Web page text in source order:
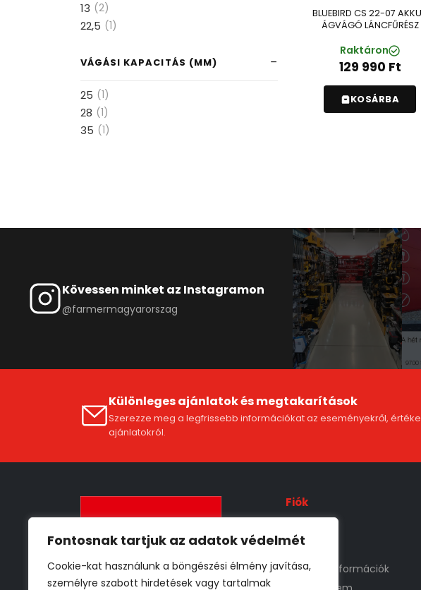
Fontosnak tartjuk az adatok védelmét
Cookie-kat használunk a böngészési élmény javítása,
személyre szabott hirdetések vagy tartalmak
13 (2)
22,5 (1)
VÁGÁSI KAPACITÁS (MM)
25 (1)
28 (1)
35 (1)
BLUEBIRD CS 22-07
ÁGVÁGÓ LÁNCFŰRÉSZ
Raktáron
129 990 Ft
KOSÁRBA
Kövessen minket az Instagramon
@farmermagyarorszag
Különleges ajánlatok és megtakarítások
Szerezze meg a legfrissebb információkat az eseményekről,
ajánlatokról.
Fiók
Fiókom
Szállítási információk